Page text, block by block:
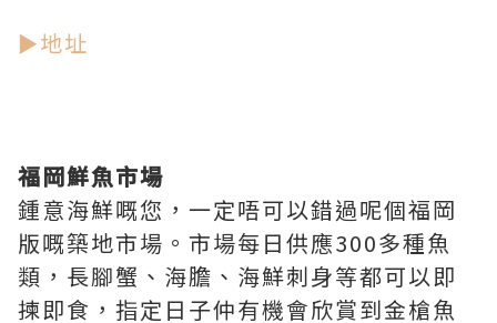
►地址
福岡鮮魚市場
鍾意海鮮嘅您，一定唔可以錯過呢個福岡
版嘅築地市場。市場每日供應300多種魚
類，長腳蟹、海膽、海鮮刺身等都可以即
揀即食，指定日子仲有機會欣賞到金槍魚